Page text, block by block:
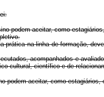
podem aceitar, como
na linha de formação,
acompanhados e
cultural, científico e de
aceitar, como